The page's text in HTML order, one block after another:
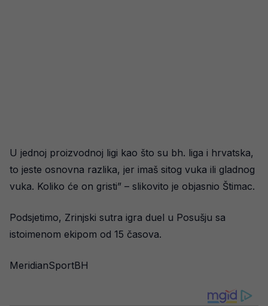
U jednoj proizvodnoj ligi kao što su bh. liga i hrvatska,
to jeste osnovna razlika, jer imaš sitog vuka ili gladnog
vuka. Koliko će on gristi” – slikovito je objasnio Štimac.
Podsjetimo, Zrinjski sutra igra duel u Posušju sa
istoimenom ekipom od 15 časova.
MeridianSportBH